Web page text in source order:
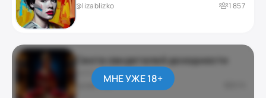
@lizablizko 1 857
Секта свидетелей доходности
ДАРКНЕТ / ЮМОР
приватный
МНЕ УЖЕ 18+